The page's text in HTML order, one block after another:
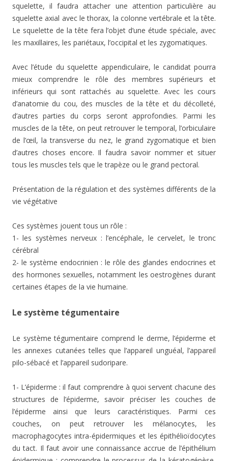
squelette, il faudra attacher une attention particulière au
squelette axial avec le thorax, la colonne vertébrale et la tête.
Le squelette de la tête fera l’objet d’une étude spéciale, avec
les maxillaires, les pariétaux, l’occipital et les zygomatiques.
Avec l’étude du squelette appendiculaire, le candidat pourra
mieux comprendre le rôle des membres supérieurs et
inférieurs qui sont rattachés au squelette. Avec les cours
d’anatomie du cou, des muscles de la tête et du décolleté,
d’autres parties du corps seront approfondies. Parmi les
muscles de la tête, on peut retrouver le temporal, l’orbiculaire
de l’œil, la transverse du nez, le grand zygomatique et bien
d’autres choses encore. Il faudra savoir nommer et situer
tous les muscles tels que le trapèze ou le grand pectoral.
Présentation de la régulation et des systèmes différents de la
vie végétative
Ces systèmes jouent tous un rôle :
1- les systèmes nerveux : l’encéphale, le cervelet, le tronc
cérébral
2- le système endocrinien : le rôle des glandes endocrines et
des hormones sexuelles, notamment les oestrogènes durant
certaines étapes de la vie humaine.
Le système tégumentaire
Le système tégumentaire comprend le derme, l’épiderme et
les annexes cutanées telles que l’appareil unguéal, l’appareil
pilo-sébacé et l’appareil sudoripare.
1- L’épiderme : il faut comprendre à quoi servent chacune des
structures de l’épiderme, savoir préciser les couches de
l’épiderme ainsi que leurs caractéristiques. Parmi ces
couches, on peut retrouver les mélanocytes, les
macrophagocytes intra-épidermiques et les épithélioïdocytes
du tact. Il faut avoir une connaissance accrue de l’épithélium